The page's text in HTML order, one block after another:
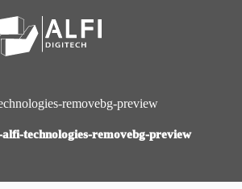
removebg-preview
alfi-technologies-removebg-preview